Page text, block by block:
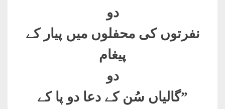
دو
نفرتوں کی محفلوں میں پیار کے
پیغام
دو
”گالیاں سُن کے دعا دو پا کے